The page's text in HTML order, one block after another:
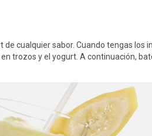
cualquier sabor. Cuando tengas los
trozos y el yogurt. A continuación,